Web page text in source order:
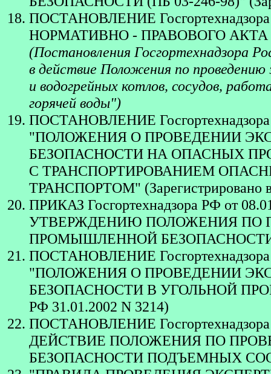
ПОСТАНОВЛЕНИЕ
НОРМАТИВНО - ПРАВОВОГО
(Постановления Госгортехнадзора
в действие Положения по
и водогрейных котлов, сосудов,
горячей воды")
ПОСТАНОВЛЕНИЕ
"ПОЛОЖЕНИЯ О ПРОВЕДЕНИИ
БЕЗОПАСНОСТИ НА ОПАСНЫХ
С ТРАНСПОРТИРОВАНИЕМ
ТРАНСПОРТОМ" (Зарегистрировано
ПРИКАЗ Госгортехнадзора РФ от
УТВЕРЖДЕНИЮ ПОЛОЖЕНИЯ ПО
ПРОМЫШЛЕННОЙ
ПОСТАНОВЛЕНИЕ
"ПОЛОЖЕНИЯ О ПРОВЕДЕНИИ
БЕЗОПАСНОСТИ В УГОЛЬНОЙ
РФ 31.01.2002 N 3214)
ПОСТАНОВЛЕНИЕ
ДЕЙСТВИЕ ПОЛОЖЕНИЯ ПО
БЕЗОПАСНОСТИ ПОДЪЕМНЫХ